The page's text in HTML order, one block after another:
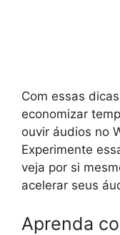
Com essas
economizar
ouvir áudios no
Experimente
veja por si
acelerar seus
Aprenda